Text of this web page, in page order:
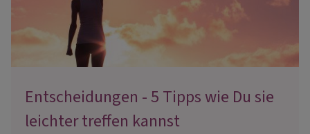
Entscheidungen - 5 Tipps wie Du sie
leichter treffen kannst